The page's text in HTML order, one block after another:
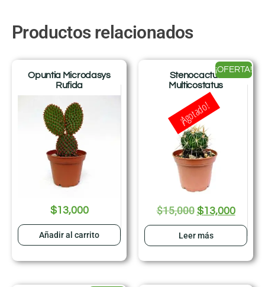
Productos relacionados
Opuntia Microdasys
Rufida
$13,000
Añadir al carrito
Stenocactus
Multicostatus
¡OFERTA!
$15,000 $13,000
Leer más
¡Agotado!